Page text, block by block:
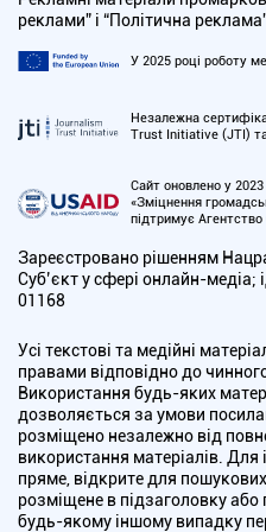
реклами” і “Політична
У 2025 році роботу
Незалежна
Trust Initiative (JTI) та
Сайт оновлено у
«Зміцнення
підтримує
Зареєстровано рішенням
Cуб’єкт у сфері онлайн-
01168
Усі текстові та медійні
правами відповідно до
Використання будь-яких
дозволяється за умови
розміщено незалежно від
використання матеріалів.
пряме, відкрите для
розміщене в підзаголовку
будь-якому іншому випадку